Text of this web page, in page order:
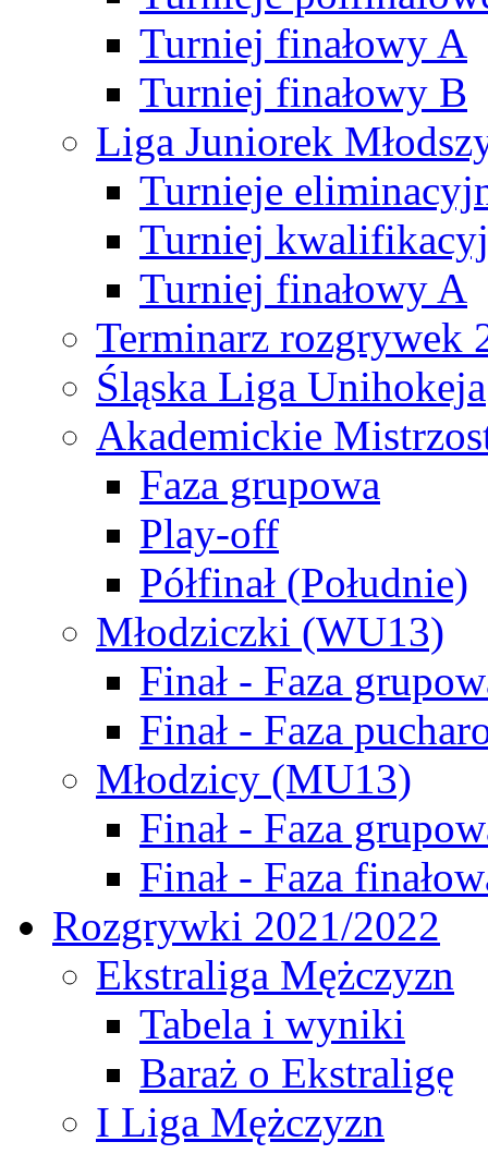
Turniej finałowy A
Turniej finałowy B
Liga Juniorek
Turnieje
Turniej
Turniej finałowy A
Terminarz rozgrywek
Śląska Liga Unihokeja
Akademickie
Faza grupowa
Play-off
Półfinał (Południe)
Młodziczki (WU13)
Finał - Faza
Finał - Faza
Młodzicy (MU13)
Finał - Faza
Finał - Faza
Rozgrywki 2021/2022
Ekstraliga Mężczyzn
Tabela i wyniki
Baraż o Ekstraligę
I Liga Mężczyzn